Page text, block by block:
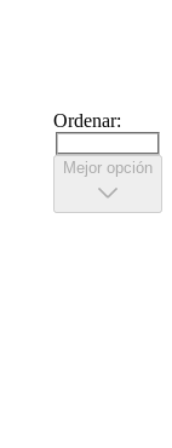
Ordenar:
Mejor opción